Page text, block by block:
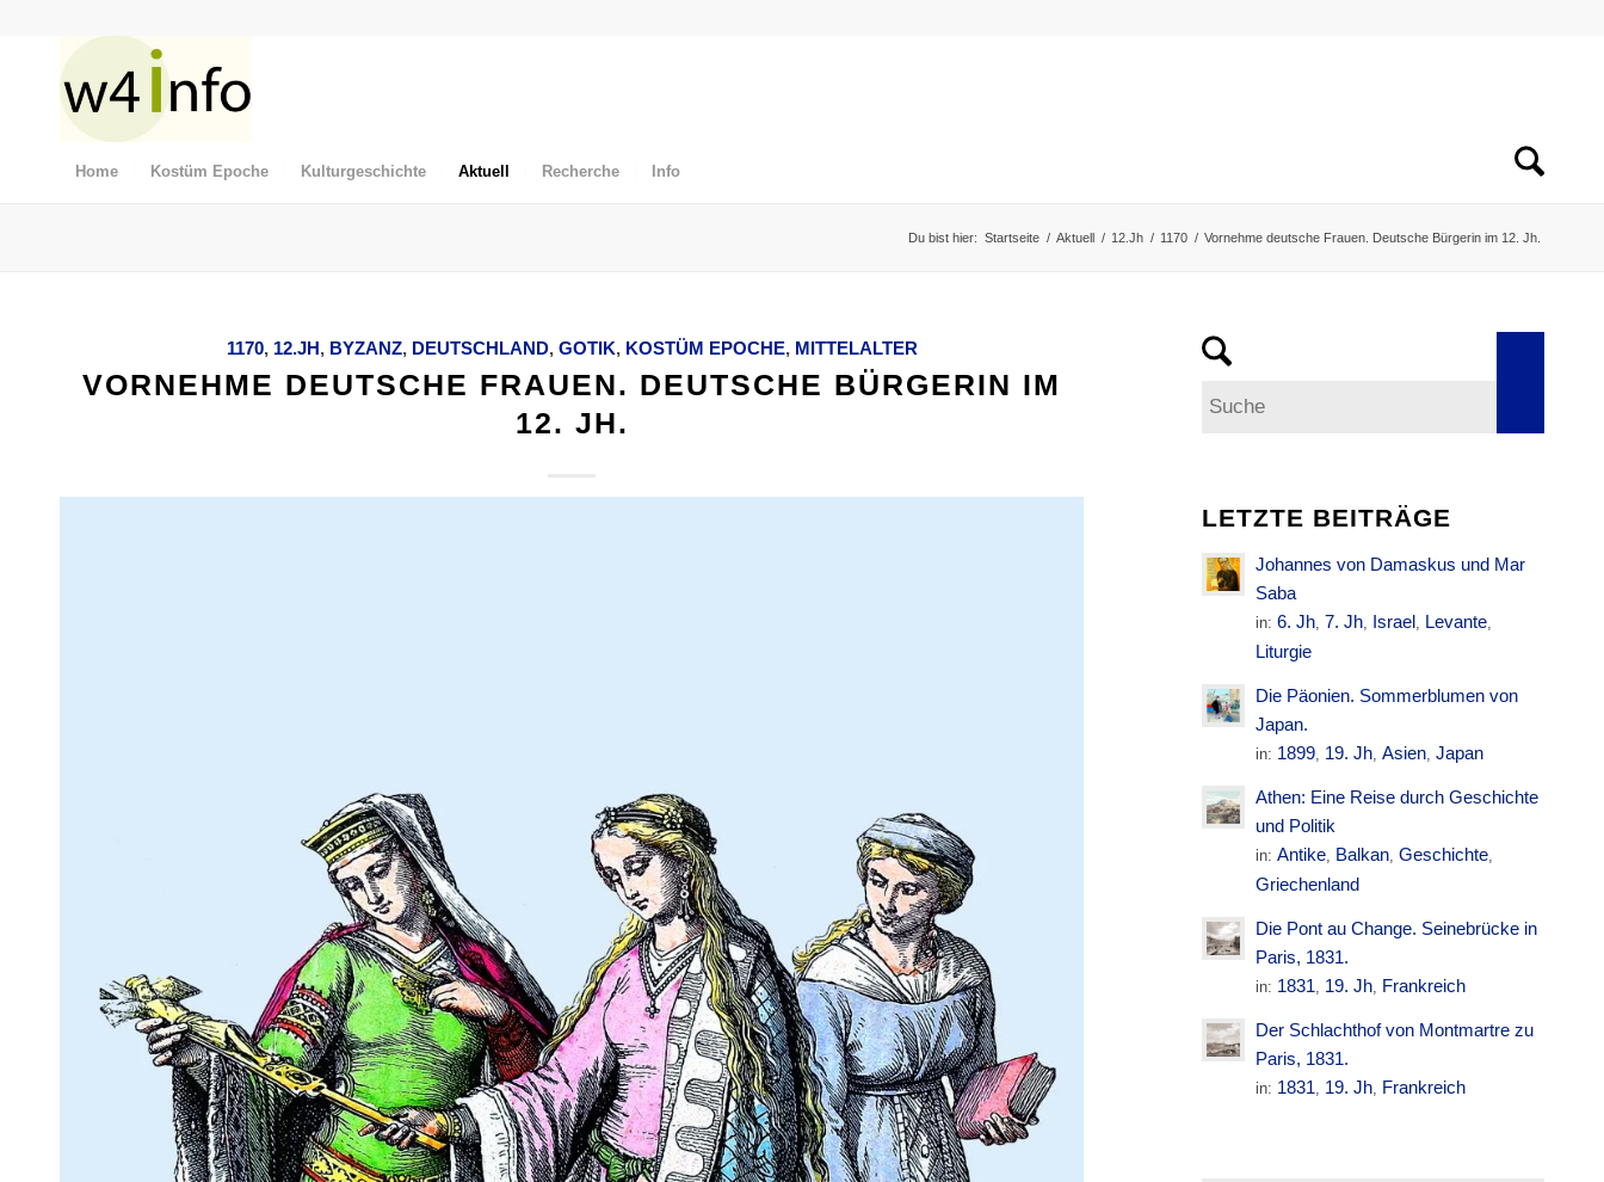
Home Kostüm Epoche Kulturgeschichte Aktuell Recherche Info
Du bist hier: Startseite / Aktuell / 12.Jh / 1170 / Vornehme deutsche Frauen. Deutsche Bürgerin im 12. Jh.
1170, 12.JH, BYZANZ, DEUTSCHLAND, GOTIK, KOSTÜM EPOCHE, MITTELALTER
VORNEHME DEUTSCHE FRAUEN. DEUTSCHE BÜRGERIN IM
12. JH.
LETZTE BEITRÄGE
Johannes von Damaskus und Mar
Saba
in:6. Jh, 7. Jh, Israel, Levante,
Liturgie
Die Päonien. Sommerblumen von
Japan.
in: 1899, 19. Jh,Asien,Japan
Athen: Eine Reise durch Geschichte
und Politik
in:Antike, Balkan,Geschichte,
Griechenland
Die Pont au Change. Seinebrücke in
Paris, 1831.
in: 1831, 19. Jh, Frankreich
Der Schlachthof von Montmartre zu
Paris, 1831.
in: 1831, 19. Jh, Frankreich